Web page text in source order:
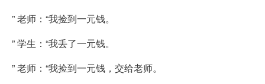
” 老师：“我捡到一元钱。
” 学生：“我丢了一元钱。
” 老师：“我捡到一元钱，交给老师。